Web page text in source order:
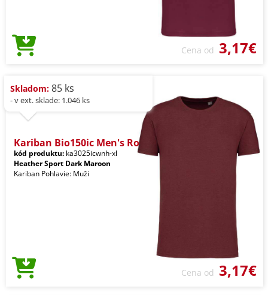
Cena od 3,17€
Skladom: 85 ks
- v ext. sklade: 1.046 ks
Kariban Bio150ic Men's Ro
kód produktu: ka3025icwnh-xl
Heather Sport Dark Maroon
Kariban Pohlavie: Muži
Cena od 3,17€